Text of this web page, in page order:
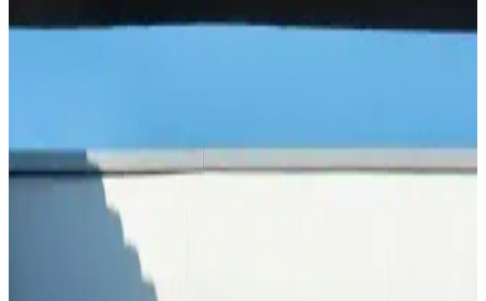
Zafer Gazozu: Türkiye'nin Geleneksel ve Sevilen
Köpek Sakinleştiriciler: Stres ve Anksiyeteyi
Azaltmak İçin Etkili Yollar ve Ürünler
Köpek sakinleştiriciler, stres ve kaygıyı azaltmak için doğal veya
kimyasal içeriklerle tasarlanmış ürünlerdir. Kullanım alanları geniş
olup, veteriner ve eğitimde tercih edilir. Doğru ürün seçimi ve